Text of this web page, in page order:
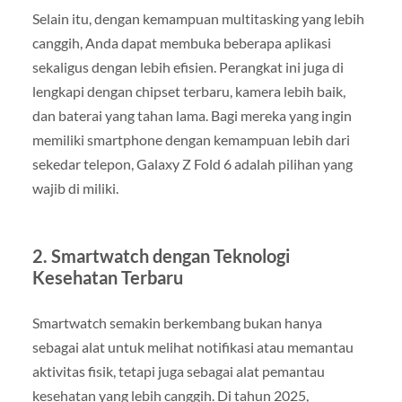
Selain itu, dengan kemampuan multitasking yang lebih
canggih, Anda dapat membuka beberapa aplikasi
sekaligus dengan lebih efisien. Perangkat ini juga di
lengkapi dengan chipset terbaru, kamera lebih baik,
dan baterai yang tahan lama. Bagi mereka yang ingin
memiliki smartphone dengan kemampuan lebih dari
sekedar telepon, Galaxy Z Fold 6 adalah pilihan yang
wajib di miliki.
2. Smartwatch dengan Teknologi
Kesehatan Terbaru
Smartwatch semakin berkembang bukan hanya
sebagai alat untuk melihat notifikasi atau memantau
aktivitas fisik, tetapi juga sebagai alat pemantau
kesehatan yang lebih canggih. Di tahun 2025,